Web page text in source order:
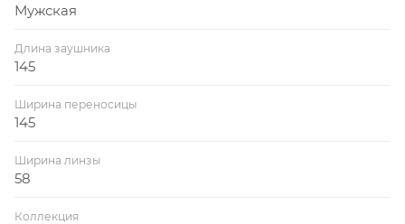
Мужская
Длина заушника
145
Ширина переносицы
145
Ширина линзы
58
Коллекция